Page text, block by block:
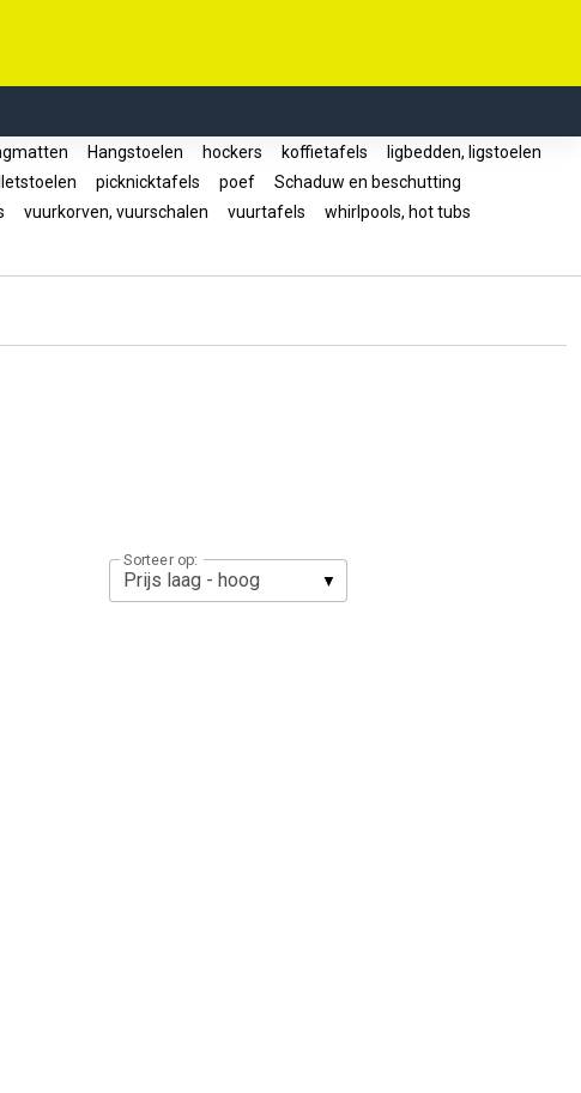
Hangstoelen hockers koffietafels
ligbedden, ligstoelen
picknicktafels poef
Schaduw en beschutting
vuurkorven, vuurschalen vuurtafels
whirlpools, hot tubs
Sorteer op: